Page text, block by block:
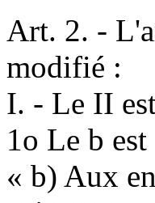
Art. 2. -
modifié :
I. - Le II
1o Le b
« b) Aux